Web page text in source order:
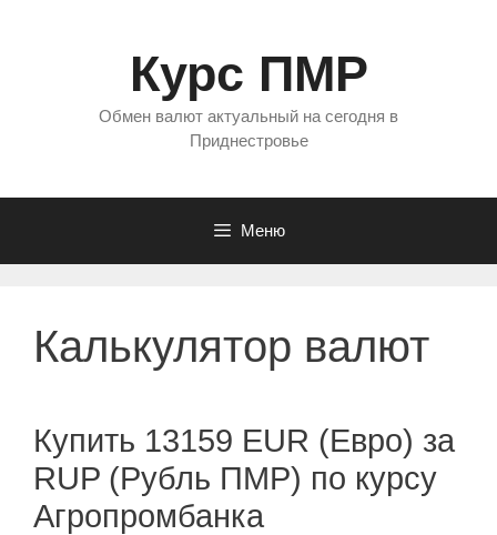
Курс ПМР
Обмен валют актуальный на сегодня в
Приднестровье
Меню
Калькулятор валют
Купить 13159 EUR (Евро) за
RUP (Рубль ПМР) по курсу
Агропромбанка